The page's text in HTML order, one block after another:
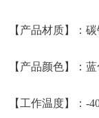
【产品材质】：
【产品颜色】：
【工作温度】：-